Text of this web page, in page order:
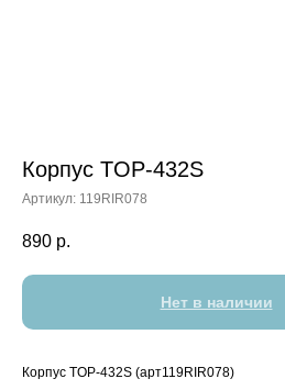
Корпус TOP-432S
Артикул: 119RIR078
890 р.
Нет в наличии
Корпус TOP-432S (арт119RIR078)